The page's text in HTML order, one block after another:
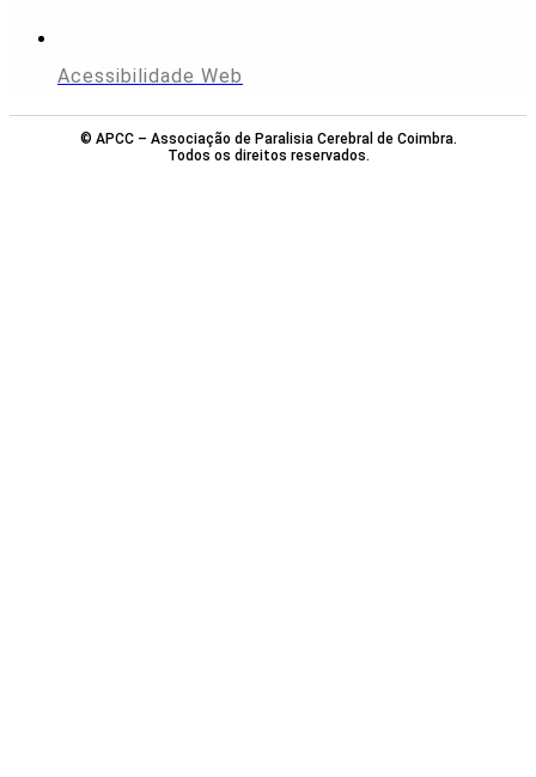
Acessibilidade Web
© APCC – Associação de Paralisia Cerebral de Coimbra.
Todos os direitos reservados.